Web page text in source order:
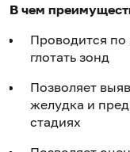
В чем
Проводится по
глотать зонд
Позволяет
желудка и
стадиях